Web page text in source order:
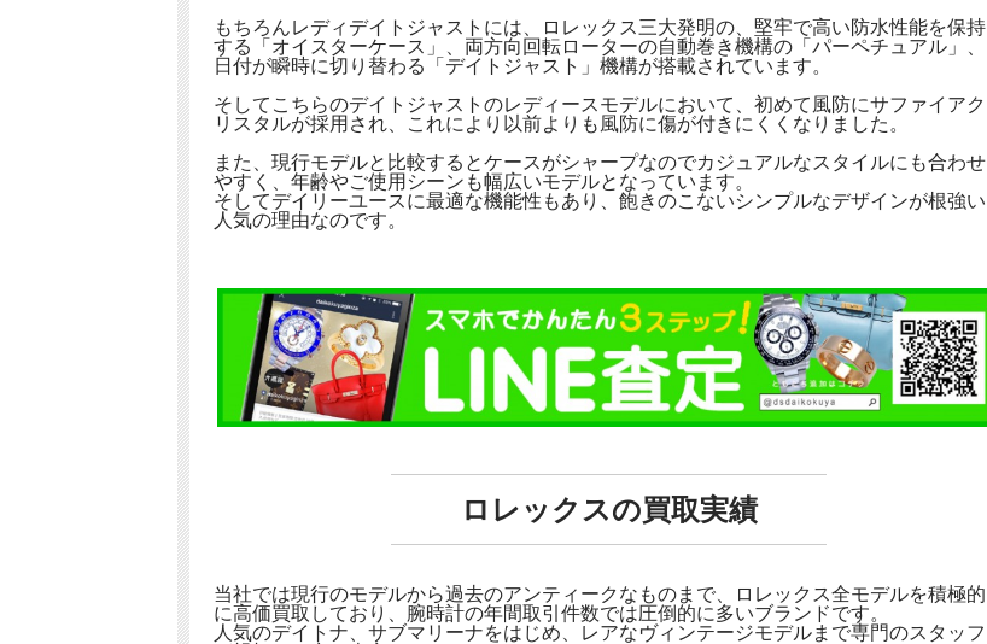
もちろんレディデイトジャストには、ロレックス三大発明の、堅牢で高い防水性能を保持
する「オイスターケース」、両方向回転ローターの自動巻き機構の「パーペチュアル」、
日付が瞬時に切り替わる「デイトジャスト」機構が搭載されています。
そしてこちらのデイトジャストのレディースモデルにおいて、初めて風防にサファイアク
リスタルが採用され、これにより以前よりも風防に傷が付きにくくなりました。
また、現行モデルと比較するとケースがシャープなのでカジュアルなスタイルにも合わせ
やすく、年齢やご使用シーンも幅広いモデルとなっています。
そしてデイリーユースに最適な機能性もあり、飽きのこないシンプルなデザインが根強い
人気の理由なのです。
ロレックスの買取実績
当社では現行のモデルから過去のアンティークなものまで、ロレックス全モデルを積極的
に高価買取しており、腕時計の年間取引件数では圧倒的に多いブランドです。
人気のデイトナ、サブマリーナをはじめ、レアなヴィンテージモデルまで専門のスタッフ